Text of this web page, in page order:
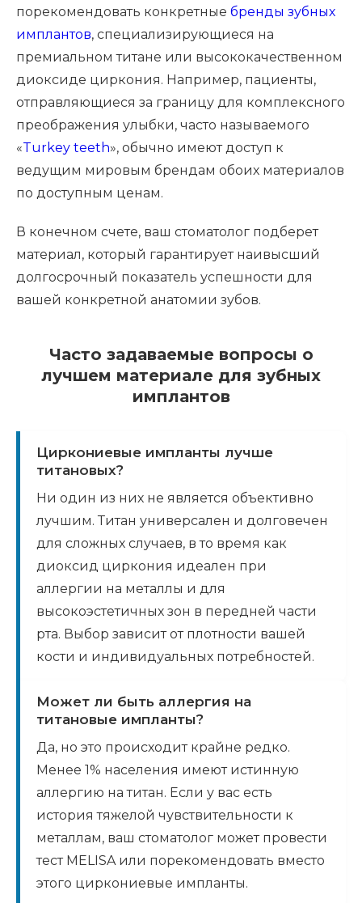
порекомендовать конкретные бренды зубных
имплантов, специализирующиеся на
премиальном титане или высококачественном
диоксиде циркония. Например, пациенты,
отправляющиеся за границу для комплексного
преображения улыбки, часто называемого
«Turkey teeth», обычно имеют доступ к
ведущим мировым брендам обоих материалов
по доступным ценам.
В конечном счете, ваш стоматолог подберет
материал, который гарантирует наивысший
долгосрочный показатель успешности для
вашей конкретной анатомии зубов.
Часто задаваемые вопросы о
лучшем материале для зубных
имплантов
Циркониевые импланты лучше
титановых?
Ни один из них не является объективно
лучшим. Титан универсален и долговечен
для сложных случаев, в то время как
диоксид циркония идеален при
аллергии на металлы и для
высокоэстетичных зон в передней части
рта. Выбор зависит от плотности вашей
кости и индивидуальных потребностей.
Может ли быть аллергия на
титановые импланты?
Да, но это происходит крайне редко.
Менее 1% населения имеют истинную
аллергию на титан. Если у вас есть
история тяжелой чувствительности к
металлам, ваш стоматолог может провести
тест MELISA или порекомендовать вместо
этого циркониевые импланты.